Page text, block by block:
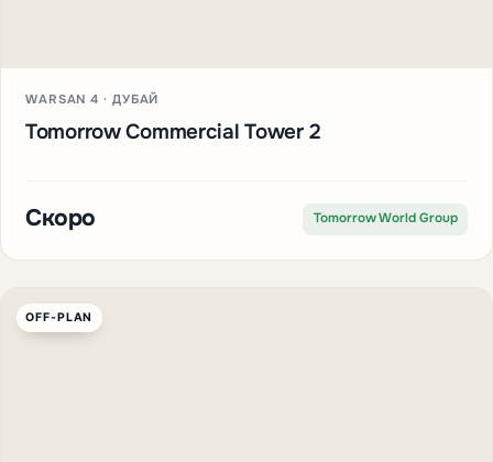
WARSAN 4 · ДУБАЙ
Tomorrow Commercial Tower 2
Скоро Tomorrow World Group
OFF-PLAN